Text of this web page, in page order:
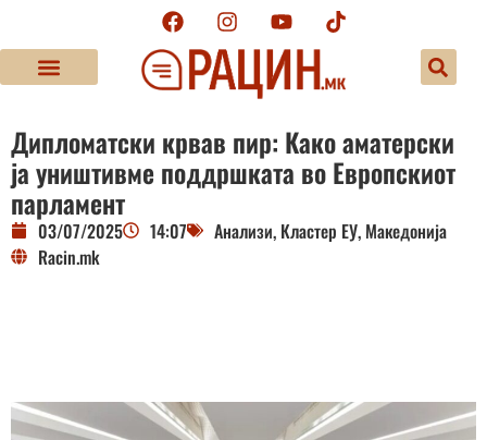
Дипломатски крвав пир: Како аматерски
ја уништивме поддршката во Европскиот
парламент
03/07/2025 14:07 Анализи, Кластер ЕУ, Македонија
Racin.mk